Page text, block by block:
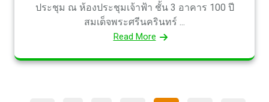
ประชุม ณ ห้องประชุมเจ้าฟ้า ชั้น 3 อาคาร 100 ปี
สมเด็จพระศรีนครินทร์ ...
Read More